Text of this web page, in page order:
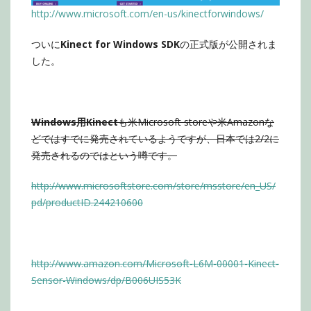
http://www.microsoft.com/en-us/kinectforwindows/
ついにKinect for Windows SDKの正式版が公開されま
した。
Windows用Kinectも米Microsoft storeや米Amazonな
どではすでに発売されているようですが、日本では2/2に
発売されるのではという噂です。
http://www.microsoftstore.com/store/msstore/en_US/
pd/productID.244210600
http://www.amazon.com/Microsoft-L6M-00001-Kinect-
Sensor-Windows/dp/B006UIS53K